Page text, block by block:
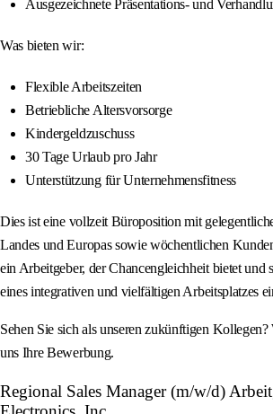
Ausgezeichnete Präsentations- und
Was bieten wir:
Flexible Arbeitszeiten
Betriebliche Altersvorsorge
Kindergeldzuschuss
30 Tage Urlaub pro Jahr
Unterstützung für Unternehmensfitness
Dies ist eine vollzeit Büroposition mit
Landes und Europas sowie wöchentlichen
ein Arbeitgeber, der Chancengleichheit bietet und
eines integrativen und vielfältigen Arbeitsplatzes
Sehen Sie sich als unseren zukünftigen Kollegen?
uns Ihre Bewerbung.
Regional Sales Manager (m/w/d)